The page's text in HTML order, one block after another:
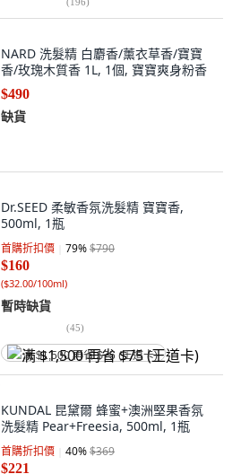
NARD 洗髮精 白麝香/薰衣草香/寶寶
香/玫瑰木質香 1L, 1個, 寶寶爽身粉香
$490
缺貨
Dr.SEED 柔敏香氛洗髮精 寶寶香,
500ml, 1瓶
首購折扣價 79%$790
$160
($32.00/100ml)
暫時缺貨
(45)
满 $1,500 再省 $75 (王道卡)
KUNDAL 昆黛爾 蜂蜜+澳洲堅果香氛
洗髮精 Pear+Freesia, 500ml, 1瓶
首購折扣價 40%$369
$221